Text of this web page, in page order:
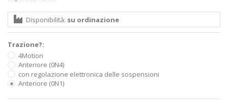
Disponibilità: su ordinazione
Trazione?:
4Motion
Anteriore (0N4)
con regolazione elettronica delle sospensioni
Anteriore (0N1)